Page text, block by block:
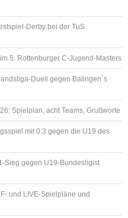
Derby bei der TuS
5. Rottenburger C-Jugend-Masters
Duell gegen Balingen´s
Spielplan, acht Teams, Grußworte
mit 0:3 gegen die U19 des
Sieg gegen U19-Bundesligist
und LIVE-Spielpläne und